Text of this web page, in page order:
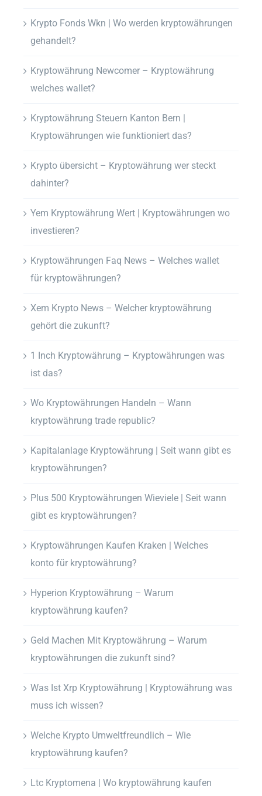
Krypto Fonds Wkn | Wo werden kryptowährungen
gehandelt?
Kryptowährung Newcomer – Kryptowährung
welches wallet?
Kryptowährung Steuern Kanton Bern |
Kryptowährungen wie funktioniert das?
Krypto übersicht – Kryptowährung wer steckt
dahinter?
Yem Kryptowährung Wert | Kryptowährungen wo
investieren?
Kryptowährungen Faq News – Welches wallet
für kryptowährungen?
Xem Krypto News – Welcher kryptowährung
gehört die zukunft?
1 Inch Kryptowährung – Kryptowährungen was
ist das?
Wo Kryptowährungen Handeln – Wann
kryptowährung trade republic?
Kapitalanlage Kryptowährung | Seit wann gibt es
kryptowährungen?
Plus 500 Kryptowährungen Wieviele | Seit wann
gibt es kryptowährungen?
Kryptowährungen Kaufen Kraken | Welches
konto für kryptowährung?
Hyperion Kryptowährung – Warum
kryptowährung kaufen?
Geld Machen Mit Kryptowährung – Warum
kryptowährungen die zukunft sind?
Was Ist Xrp Kryptowährung | Kryptowährung was
muss ich wissen?
Welche Krypto Umweltfreundlich – Wie
kryptowährung kaufen?
Ltc Kryptomena | Wo kryptowährung kaufen